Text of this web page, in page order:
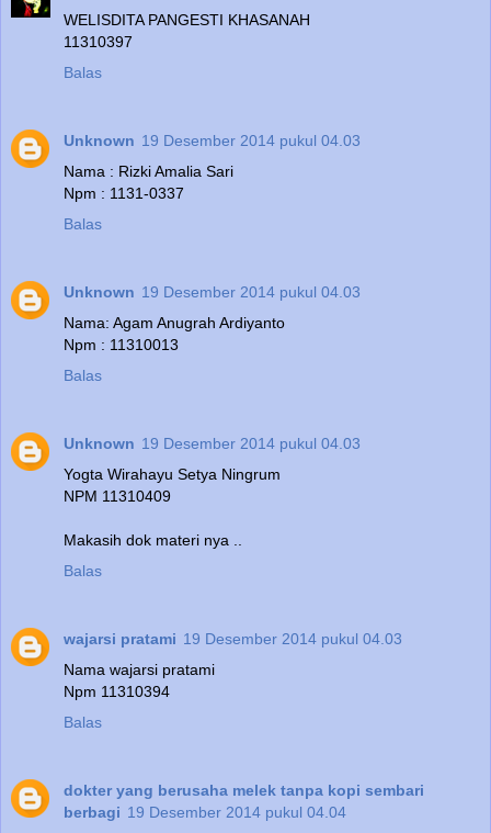
WELISDITA PANGESTI KHASANAH
11310397
Balas
Unknown 19 Desember 2014 pukul 04.03
Nama : Rizki Amalia Sari
Npm : 1131-0337
Balas
Unknown 19 Desember 2014 pukul 04.03
Nama: Agam Anugrah Ardiyanto
Npm : 11310013
Balas
Unknown 19 Desember 2014 pukul 04.03
Yogta Wirahayu Setya Ningrum
NPM 11310409
Makasih dok materi nya ..
Balas
wajarsi pratami 19 Desember 2014 pukul 04.03
Nama wajarsi pratami
Npm 11310394
Balas
dokter yang berusaha melek tanpa kopi sembari
berbagi 19 Desember 2014 pukul 04.04